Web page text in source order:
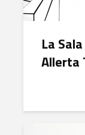
La
Allerta